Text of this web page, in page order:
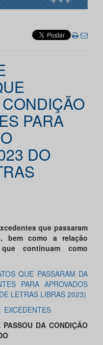
PARA
DO
que passaram
bem como a relação
continuam como
QUE PASSARAM DA
PARA APROVADOS
LETRAS LIBRAS 2023)
EXCEDENTES
DA CONDIÇÃO